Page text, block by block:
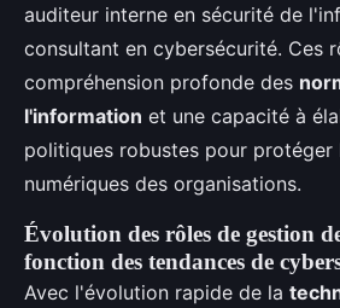
auditeur interne en sécurité de
consultant en cybersécurité. Ces
compréhension profonde des
l'information et une capacité à
politiques robustes pour protéger
numériques des organisations.
Évolution des rôles de gestion
fonction des tendances de
Avec l'évolution rapide de la